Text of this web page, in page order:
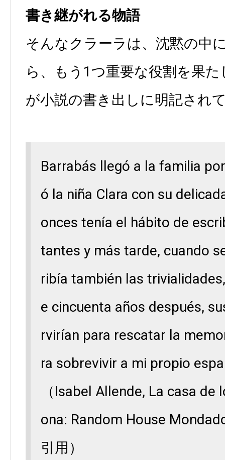
書き継がれる物語
そんなクラーラは、沈黙の中
ら、もう1つ重要な役割を果
が小説の書き出しに明記され
Barrabás llegó a la familia
ó la niña Clara con su
onces tenía el hábito de
tantes y más tarde, cuando
ribía también las
e cincuenta años después,
rvirían para rescatar la
ra sobrevivir a mi propio
（Isabel Allende, La casa
ona: Random House
引用）